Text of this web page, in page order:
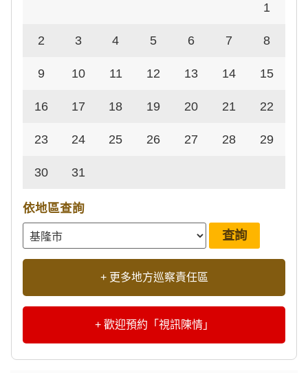
1
2 3 4 5 6 7 8
9 10 11 12 13 14 15
16 17 18 19 20 21 22
23 24 25 26 27 28 29
30 31
依地區查詢
+ 更多地方巡察責任區
+ 歡迎預約「視訊陳情」